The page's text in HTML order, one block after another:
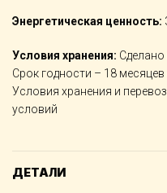
Энергетическая ценность:
Условия хранения: Сделано
Срок годности – 18
Условия хранения и
условий
ДЕТАЛИ